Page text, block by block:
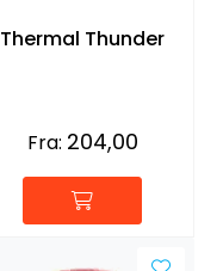
Thermal Thunder
Fra: 204,00